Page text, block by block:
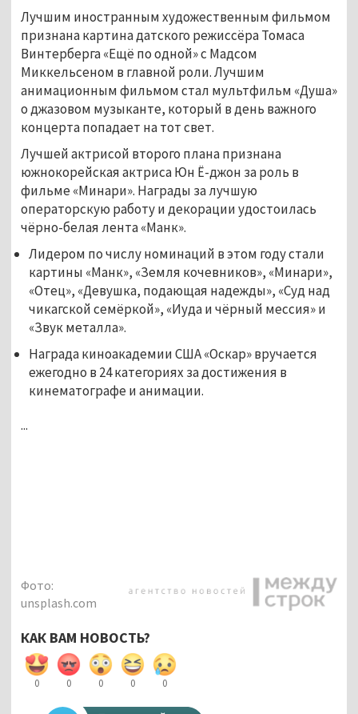
Лучшим иностранным художественным фильмом
признана картина датского режиссёра Томаса
Винтерберга «Ещё по одной» с Мадсом
Миккельсеном в главной роли. Лучшим
анимационным фильмом стал мультфильм «Душа»
о джазовом музыканте, который в день важного
концерта попадает на тот свет.
Лучшей актрисой второго плана признана
южнокорейская актриса Юн Ё-джон за роль в
фильме «Минари». Награды за лучшую
операторскую работу и декорации удостоилась
чёрно-белая лента «Манк».
Лидером по числу номинаций в этом году стали
картины «Манк», «Земля кочевников», «Минари»,
«Отец», «Девушка, подающая надежды», «Суд над
чикагской семёркой», «Иуда и чёрный мессия» и
«Звук металла».
Награда киноакадемии США «Оскар» вручается
ежегодно в 24 категориях за достижения в
кинематографе и анимации.
...
Фото:
unsplash.com
КАК ВАМ НОВОСТЬ?
0 0 0 0 0